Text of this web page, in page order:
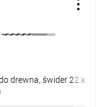
drewna, świder 22 x